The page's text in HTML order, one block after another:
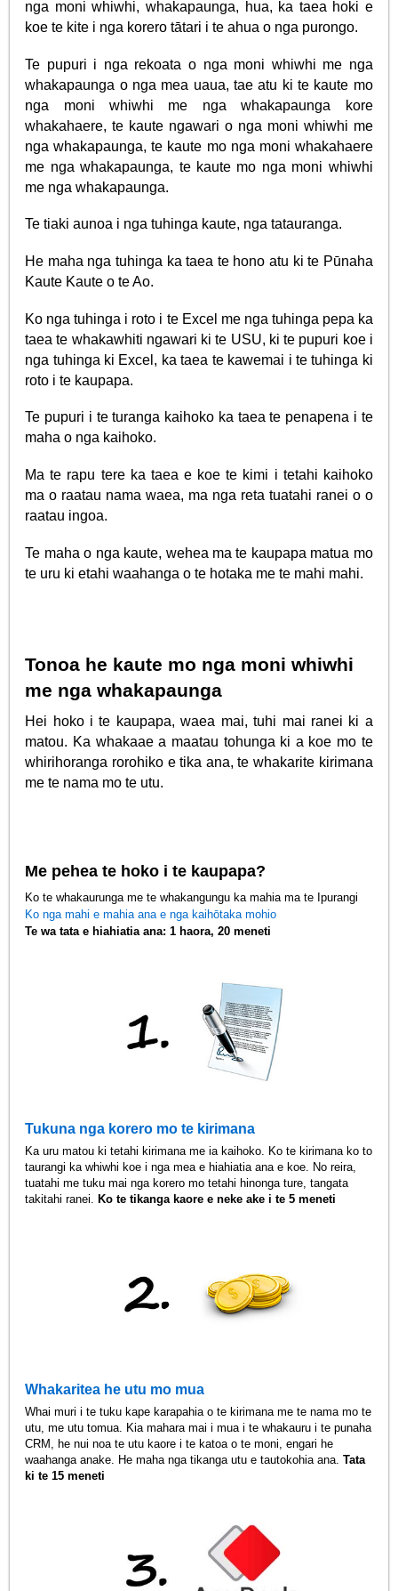
nga moni whiwhi, whakapaunga, hua, ka taea hoki e
koe te kite i nga korero tātari i te ahua o nga purongo.
Te pupuri i nga rekoata o nga moni whiwhi me nga
whakapaunga o nga mea uaua, tae atu ki te kaute mo
nga moni whiwhi me nga whakapaunga kore
whakahaere, te kaute ngawari o nga moni whiwhi me
nga whakapaunga, te kaute mo nga moni whakahaere
me nga whakapaunga, te kaute mo nga moni whiwhi
me nga whakapaunga.
Te tiaki aunoa i nga tuhinga kaute, nga tatauranga.
He maha nga tuhinga ka taea te hono atu ki te Pūnaha
Kaute Kaute o te Ao.
Ko nga tuhinga i roto i te Excel me nga tuhinga pepa ka
taea te whakawhiti ngawari ki te USU, ki te pupuri koe i
nga tuhinga ki Excel, ka taea te kawemai i te tuhinga ki
roto i te kaupapa.
Te pupuri i te turanga kaihoko ka taea te penapena i te
maha o nga kaihoko.
Ma te rapu tere ka taea e koe te kimi i tetahi kaihoko
ma o raatau nama waea, ma nga reta tuatahi ranei o o
raatau ingoa.
Te maha o nga kaute, wehea ma te kaupapa matua mo
te uru ki etahi waahanga o te hotaka me te mahi mahi.
Tonoa he kaute mo nga moni whiwhi
me nga whakapaunga
Hei hoko i te kaupapa, waea mai, tuhi mai ranei ki a
matou. Ka whakaae a maatau tohunga ki a koe mo te
whirihoranga rorohiko e tika ana, te whakarite kirimana
me te nama mo te utu.
Me pehea te hoko i te kaupapa?
Ko te whakaurunga me te whakangungu ka mahia ma te Ipurangi
Ko nga mahi e mahia ana e nga kaihōtaka mohio
Te wa tata e hiahiatia ana: 1 haora, 20 meneti
Tukuna nga korero mo te kirimana
Ka uru matou ki tetahi kirimana me ia kaihoko. Ko te kirimana ko to
taurangi ka whiwhi koe i nga mea e hiahiatia ana e koe. No reira,
tuatahi me tuku mai nga korero mo tetahi hinonga ture, tangata
takitahi ranei. Ko te tikanga kaore e neke ake i te 5 meneti
Whakaritea he utu mo mua
Whai muri i te tuku kape karapahia o te kirimana me te nama mo te
utu, me utu tomua. Kia mahara mai i mua i te whakauru i te punaha
CRM, he nui noa te utu kaore i te katoa o te moni, engari he
waahanga anake. He maha nga tikanga utu e tautokohia ana.Tata
ki te 15 meneti